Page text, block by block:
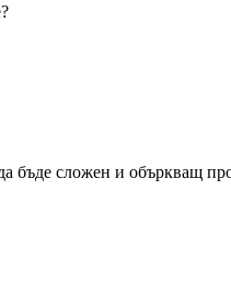
бъде сложен и объркващ